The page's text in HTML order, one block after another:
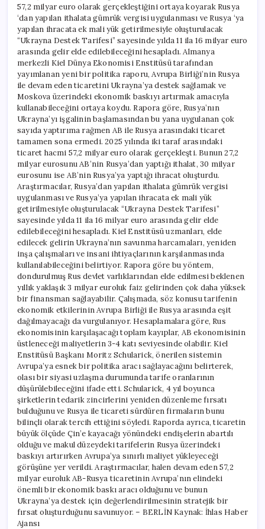
için
57,2 milyar euro olarak gerçekleştiğini ortaya koyarak Rusya
‘dan yapılan ithalata gümrük vergisi uygulanması ve Rusya ‘ya
yapılan ihracata ek mali yük getirilmesiyle oluşturulacak
“Ukrayna Destek Tarifesi” sayesinde yılda 11 ila 16 milyar euro
arasında gelir elde edilebileceğini hesapladı. Almanya
merkezli Kiel Dünya Ekonomisi Enstitüsü tarafından
yayımlanan yeni bir politika raporu, Avrupa Birliği’nin Rusya
ile devam eden ticaretini Ukrayna’ya destek sağlamak ve
Moskova üzerindeki ekonomik baskıyı artırmak amacıyla
kullanabileceğini ortaya koydu. Rapora göre, Rusya’nın
Ukrayna’yı işgalinin başlamasından bu yana uygulanan çok
sayıda yaptırıma rağmen AB ile Rusya arasındaki ticaret
tamamen sona ermedi. 2025 yılında iki taraf arasındaki
ticaret hacmi 57,2 milyar euro olarak gerçekleşti. Bunun 27,2
milyar eurosunu AB’nin Rusya’dan yaptığı ithalat, 30 milyar
eurosunu ise AB’nin Rusya’ya yaptığı ihracat oluşturdu.
Araştırmacılar, Rusya’dan yapılan ithalata gümrük vergisi
uygulanması ve Rusya’ya yapılan ihracata ek mali yük
getirilmesiyle oluşturulacak “Ukrayna Destek Tarifesi”
sayesinde yılda 11 ila 16 milyar euro arasında gelir elde
edilebileceğini hesapladı. Kiel Enstitüsü uzmanları, elde
edilecek gelirin Ukrayna’nın savunma harcamaları, yeniden
inşa çalışmaları ve insani ihtiyaçlarının karşılanmasında
kullanılabileceğini belirtiyor. Rapora göre bu yöntem,
dondurulmuş Rus devlet varlıklarından elde edilmesi beklenen
yıllık yaklaşık 3 milyar euroluk faiz gelirinden çok daha yüksek
bir finansman sağlayabilir. Çalışmada, söz konusu tarifenin
ekonomik etkilerinin Avrupa Birliği ile Rusya arasında eşit
dağılmayacağı da vurgulanıyor. Hesaplamalara göre, Rus
ekonomisinin karşılaşacağı toplam kayıplar, AB ekonomisinin
üstleneceği maliyetlerin 3-4 katı seviyesinde olabilir. Kiel
Enstitüsü Başkanı Moritz Schularick, önerilen sistemin
Avrupa’ya esnek bir politika aracı sağlayacağını belirterek,
olası bir siyasi uzlaşma durumunda tarife oranlarının
düşürülebileceğini ifade etti. Schularick, 4 yıl boyunca
şirketlerin tedarik zincirlerini yeniden düzenleme fırsatı
bulduğunu ve Rusya ile ticareti sürdüren firmaların bunu
bilinçli olarak tercih ettiğini söyledi. Raporda ayrıca, ticaretin
büyük ölçüde Çin’e kayacağı yönündeki endişelerin abartılı
olduğu ve makul düzeydeki tarifelerin Rusya üzerindeki
baskıyı artırırken Avrupa’ya sınırlı maliyet yükleyeceği
görüşüne yer verildi. Araştırmacılar, halen devam eden 57,2
milyar euroluk AB-Rusya ticaretinin Avrupa’nın elindeki
önemli bir ekonomik baskı aracı olduğunu ve bunun
Ukrayna’ya destek için değerlendirilmesinin stratejik bir
fırsat oluşturduğunu savunuyor. – BERLİN Kaynak: İhlas Haber
Ajansı